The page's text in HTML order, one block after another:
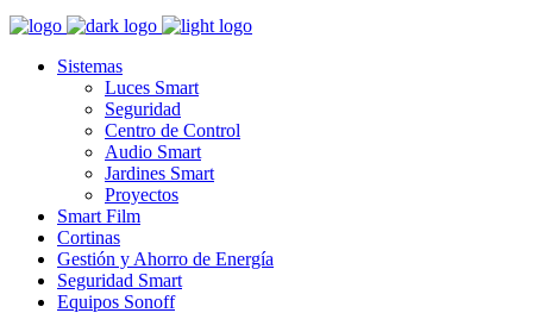
Sistemas
Luces Smart
Seguridad
Centro de Control
Audio Smart
Jardines Smart
Proyectos
Smart Film
Cortinas
Gestión y Ahorro de Energía
Seguridad Smart
Equipos Sonoff